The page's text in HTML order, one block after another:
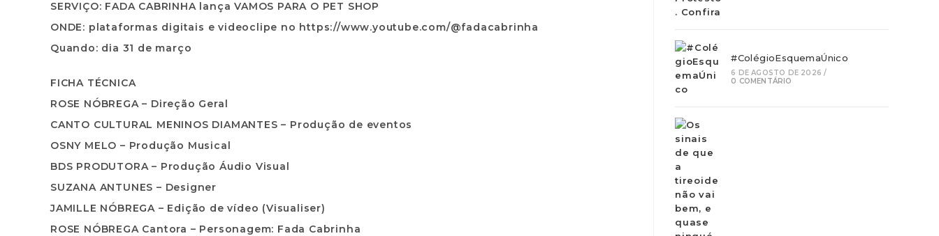
SERVIÇO: FADA CABRINHA lança VAMOS PARA O PET SHOP
ONDE: plataformas digitais e videoclipe no https://www.youtube.com/@fadacabrinha
Quando: dia 31 de março
FICHA TÉCNICA
ROSE NÓBREGA – Direção Geral
CANTO CULTURAL MENINOS DIAMANTES – Produção de eventos
OSNY MELO – Produção Musical
BDS PRODUTORA – Produção Áudio Visual
SUZANA ANTUNES – Designer
JAMILLE NÓBREGA – Edição de vídeo (Visualiser)
ROSE NÓBREGA Cantora – Personagem: Fada Cabrinha
#ColégioEsquemaÚnico
6 DE AGOSTO DE 2026 /
0 COMENTÁRIO